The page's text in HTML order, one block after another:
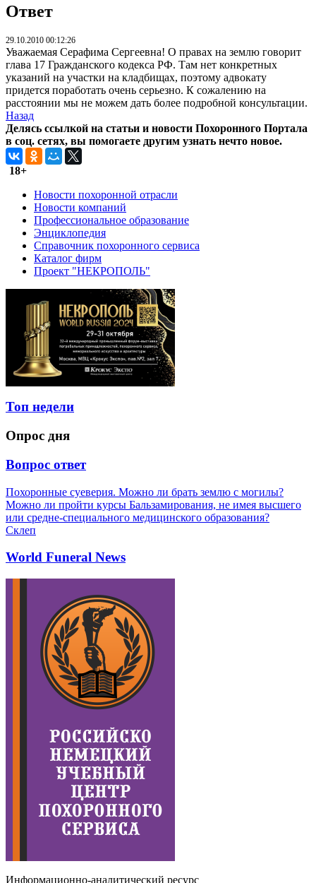
Ответ
29.10.2010 00:12:26
Уважаемая Серафима Сергеевна! О правах на землю говорит
глава 17 Гражданского кодекса РФ. Там нет конкретных
указаний на участки на кладбищах, поэтому адвокату
придется поработать очень серьезно. К сожалению на
расстоянии мы не можем дать более подробной консультации.
Назад
Делясь ссылкой на статьи и новости Похоронного Портала
в соц. сетях, вы помогаете другим узнать нечто новое.
18+
Новости похоронной отрасли
Новости компаний
Профессиональное образование
Энциклопедия
Справочник похоронного сервиса
Каталог фирм
Проект "НЕКРОПОЛЬ"
Топ недели
Опрос дня
Вопрос ответ
Похоронные суеверия. Можно ли брать землю с могилы?
Можно ли пройти курсы Бальзамирования, не имея высшего
или средне-специального медицинского образования?
Склеп
World Funeral News
Информационно-аналитический ресурс